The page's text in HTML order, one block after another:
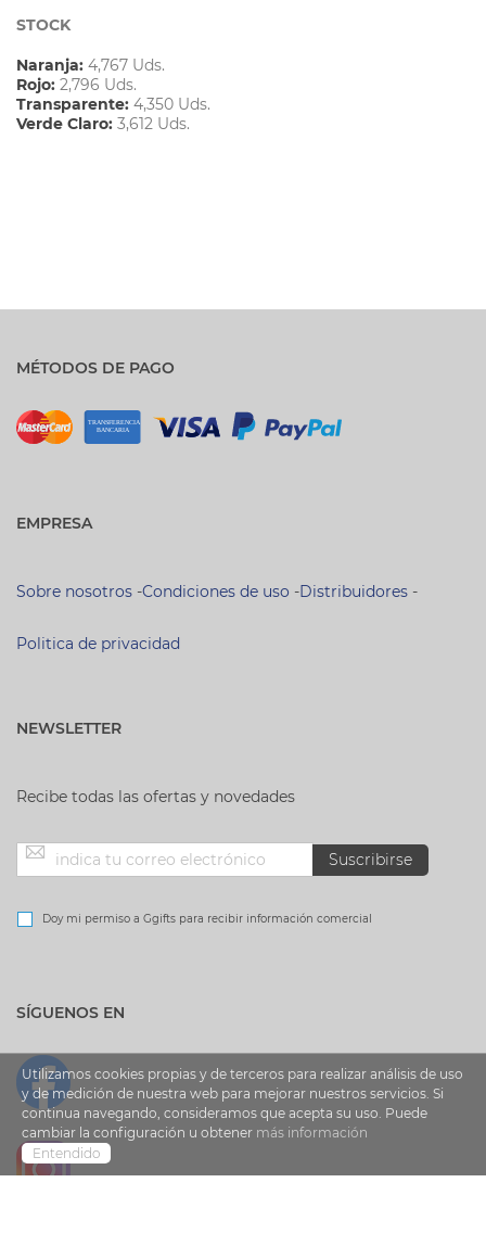
STOCK
Naranja: 4,767 Uds.
Rojo: 2,796 Uds.
Transparente: 4,350 Uds.
Verde Claro: 3,612 Uds.
MÉTODOS DE PAGO
EMPRESA
Sobre nosotros -Condiciones de uso -Distribuidores -
Politica de privacidad
NEWSLETTER
Recibe todas las ofertas y novedades
Inscríbase
a
boletín
de
noticias:
Suscribirse
Doy mi permiso a Ggifts para recibir información comercial
SÍGUENOS EN
Utilizamos cookies propias y de terceros para realizar análisis de uso
y de medición de nuestra web para mejorar nuestros servicios. Si
continua navegando, consideramos que acepta su uso. Puede
cambiar la configuración u obtener más información
Entendido